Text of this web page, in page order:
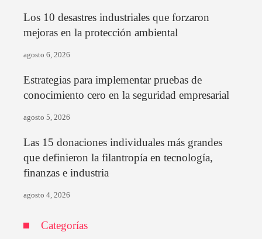
Los 10 desastres industriales que forzaron
mejoras en la protección ambiental
agosto 6, 2026
Estrategias para implementar pruebas de
conocimiento cero en la seguridad empresarial
agosto 5, 2026
Las 15 donaciones individuales más grandes
que definieron la filantropía en tecnología,
finanzas e industria
agosto 4, 2026
Categorías